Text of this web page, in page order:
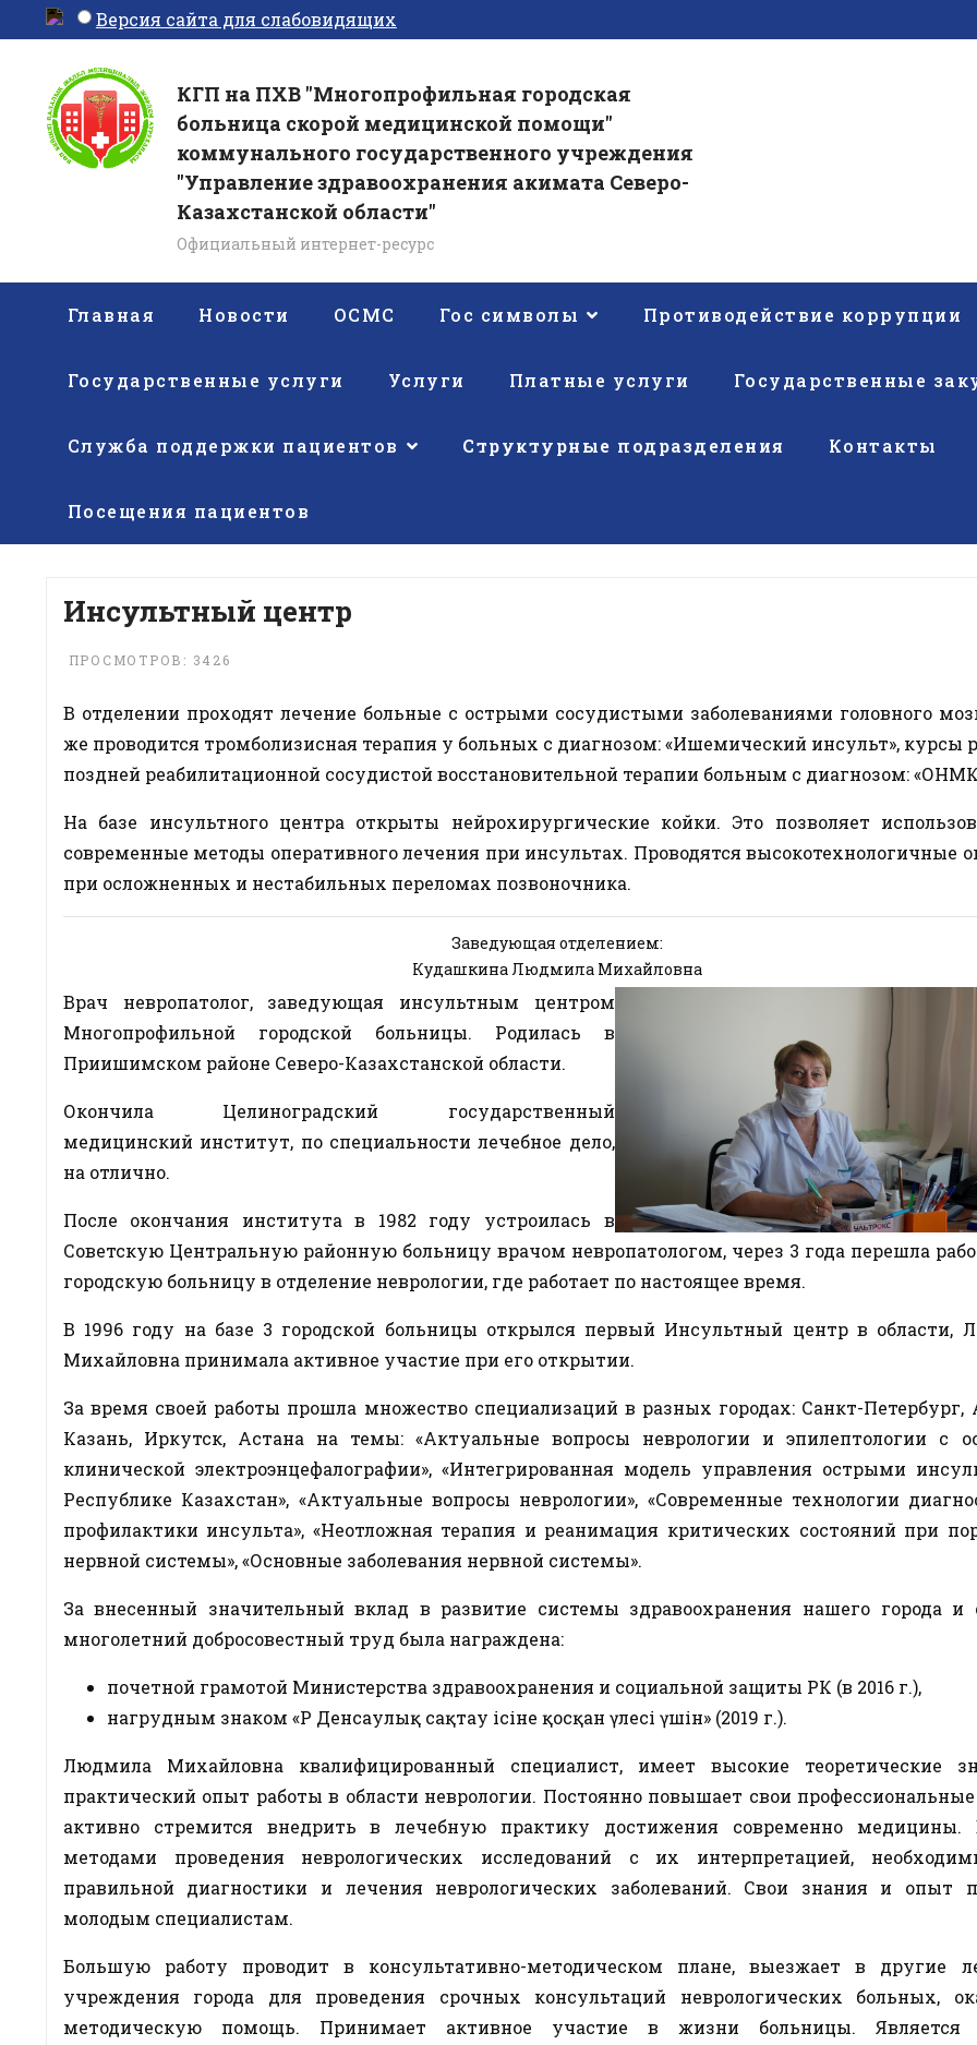
Версия сайта для слабовидящих
КГП на ПХВ "Многопрофильная городская
больница скорой медицинской помощи"
коммунального государственного учреждения
"Управление здравоохранения акимата Северо-
Казахстанской области"
Официальный интернет-ресурс
Главная Новости ОСМС Гос символы Противодействие коррупции
Государственные услуги Услуги Платные услуги Государственные
Служба поддержки пациентов Структурные подразделения Контакты
Посещения пациентов
Инсультный центр
ПРОСМОТРОВ: 3426
В отделении проходят лечение больные с острыми сосудистыми заболеваниями головного
же проводится тромболизисная терапия у больных с диагнозом: «Ишемический инсульт», курсы
поздней реабилитационной сосудистой восстановительной терапии больным с диагнозом:
На базе инсультного центра открыты нейрохирургические койки. Это позволяет
современные методы оперативного лечения при инсультах. Проводятся высокотехнологичные
при осложненных и нестабильных переломах позвоночника.
Заведующая отделением:
Кудашкина Людмила Михайловна
Врач невропатолог, заведующая инсультным центром
Многопрофильной городской больницы. Родилась в
Приишимском районе Северо-Казахстанской области.
Окончила Целиноградский государственный
медицинский институт, по специальности лечебное дело,
на отлично.
После окончания института в 1982 году устроилась в
Советскую Центральную районную больницу врачом невропатологом, через 3 года перешла
городскую больницу в отделение неврологии, где работает по настоящее время.
В 1996 году на базе 3 городской больницы открылся первый Инсультный центр в области,
Михайловна принимала активное участие при его открытии.
За время своей работы прошла множество специализаций в разных городах: Санкт-
Казань, Иркутск, Астана на темы: «Актуальные вопросы неврологии и эпилептологии с
клинической электроэнцефалографии», «Интегрированная модель управления острыми
Республике Казахстан», «Актуальные вопросы неврологии», «Современные технологии
профилактики инсульта», «Неотложная терапия и реанимация критических состояний при
нервной системы», «Основные заболевания нервной системы».
За внесенный значительный вклад в развитие системы здравоохранения нашего города и
многолетний добросовестный труд была награждена:
почетной грамотой Министерства здравоохранения и социальной защиты РК (в 2016 г.),
нагрудным знаком «ҚР Денсаулық сақтау ісіне қосқан үлесі үшін» (2019 г.).
Людмила Михайловна квалифицированный специалист, имеет высокие теоретические
практический опыт работы в области неврологии. Постоянно повышает свои
активно стремится внедрить в лечебную практику достижения современно медицины.
методами проведения неврологических исследований с их интерпретацией,
правильной диагностики и лечения неврологических заболеваний. Свои знания и опыт
молодым специалистам.
Большую работу проводит в консультативно-методическом плане, выезжает в другие
учреждения города для проведения срочных консультаций неврологических больных,
методическую помощь. Принимает активное участие в жизни больницы. Является